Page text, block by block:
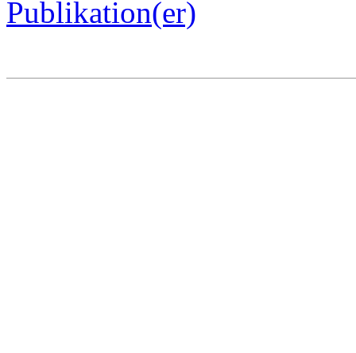
Publikation(er)